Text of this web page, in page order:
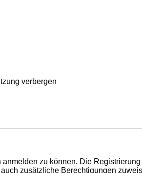
verbergen
zu können. Die
zusätzliche Berechtigungen